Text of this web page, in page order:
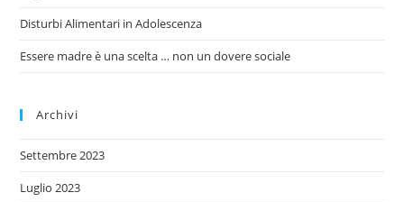
Disturbi Alimentari in Adolescenza
Essere madre è una scelta … non un dovere sociale
Archivi
Settembre 2023
Luglio 2023